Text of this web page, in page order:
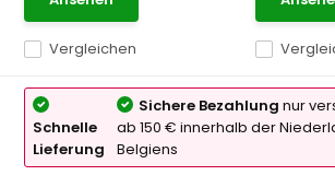
Vergleichen
Schnelle
Lieferung
Sichere Bezahlung nur
ab 150 € innerhalb der
Belgiens